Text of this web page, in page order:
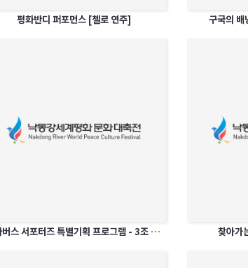
평화반디 퍼포먼스 [첼로 연주] 구국의 배
메타버스 서포터즈 특별기획 프로그램 - 3조 세상에 없던 축제의 시작 찾아가